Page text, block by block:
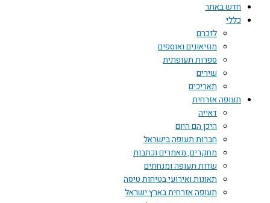
חדש באתר
כללי
לזכרם
מוזיאונים ואוספים
ספרות תעופתית
שירים
תאריכים
תעופה אזרחית
דאייה
היכן הם היום
חברות תעופה בישראל
מחקרים, מאמרים וכתבות
שדות תעופה ומנחתים
תאונות ואירועי בטיחות טיסה
תעופה אזרחית בארץ ישראל